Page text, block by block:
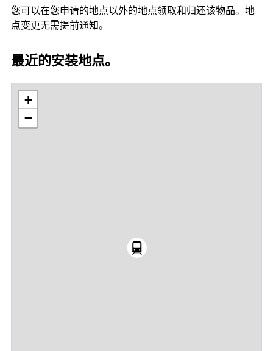
您可以在您申请的地点以外的地点领取和归还该物品。地
点变更无需提前通知。
最近的安装地点。
+
−